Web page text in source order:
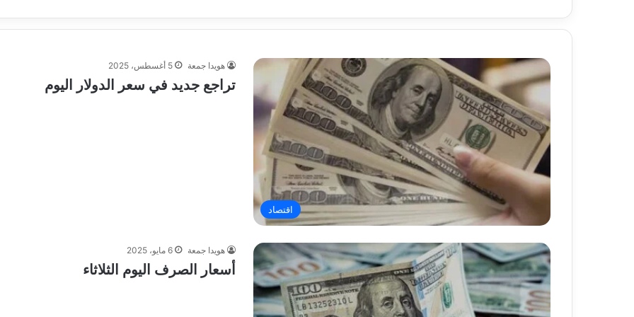
اقتصاد
هويدا جمعة 5 أغسطس، 2025
تراجع جديد في سعر الدولار اليوم
هويدا جمعة 6 مايو، 2025
أسعار الصرف اليوم الثلاثاء